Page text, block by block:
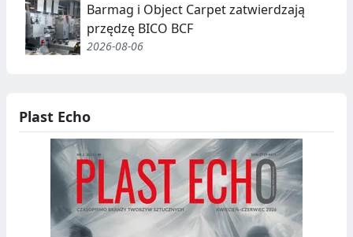
Barmag i Object Carpet zatwierdzają
przędzę BICO BCF
2026-08-06
Plast Echo